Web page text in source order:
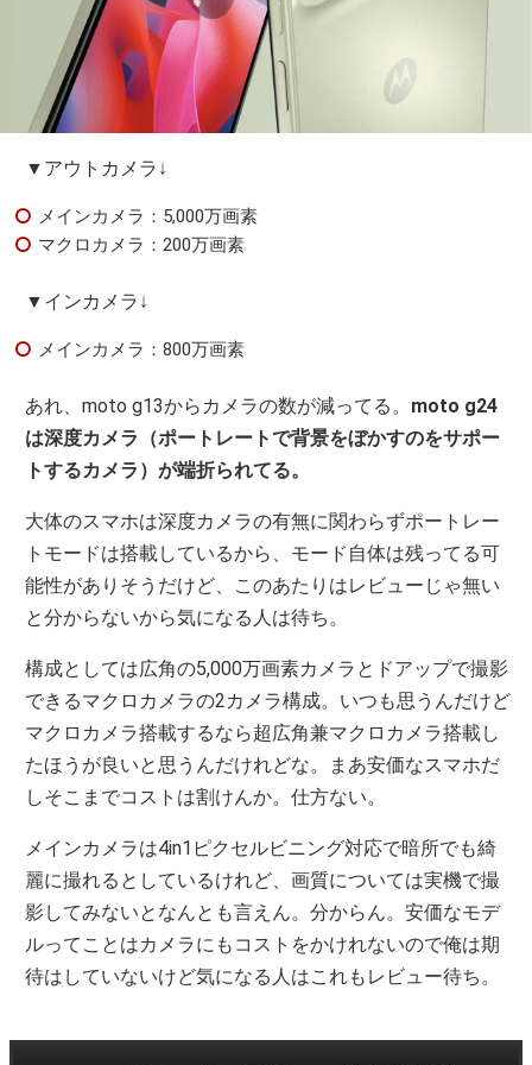
▼アウトカメラ↓
メインカメラ：5,000万画素
マクロカメラ：200万画素
▼インカメラ↓
メインカメラ：800万画素
あれ、moto g13からカメラの数が減ってる。 moto g24
は深度カメラ（ポートレートで背景をぼかすのをサポー
トするカメラ）が端折られてる。
大体のスマホは深度カメラの有無に関わらずポートレー
トモードは搭載しているから、モード自体は残ってる可
能性がありそうだけど、このあたりはレビューじゃ無い
と分からないから気になる人は待ち。
構成としては広角の5,000万画素カメラとドアップで撮影
できるマクロカメラの2カメラ構成。いつも思うんだけど
マクロカメラ搭載するなら超広角兼マクロカメラ搭載し
たほうが良いと思うんだけれどな。まあ安価なスマホだ
しそこまでコストは割けんか。仕方ない。
メインカメラは4in1ピクセルビニング対応で暗所でも綺
麗に撮れるとしているけれど、画質については実機で撮
影してみないとなんとも言えん。分からん。安価なモデ
ルってことはカメラにもコストをかけれないので俺は期
待はしていないけど気になる人はこれもレビュー待ち。